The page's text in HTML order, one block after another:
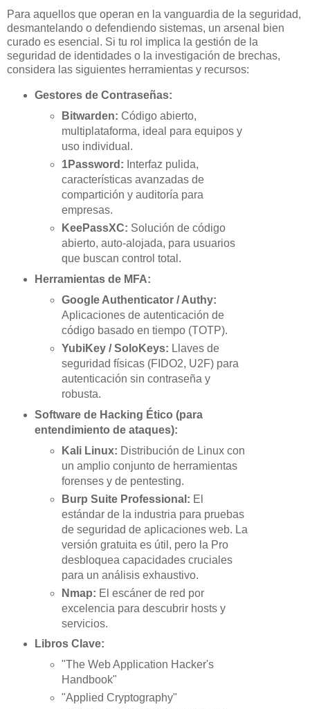
Para aquellos que operan en la vanguardia de la seguridad,
desmantelando o defendiendo sistemas, un arsenal bien
curado es esencial. Si tu rol implica la gestión de la
seguridad de identidades o la investigación de brechas,
considera las siguientes herramientas y recursos:
Gestores de Contraseñas:
Bitwarden: Código abierto,
multiplataforma, ideal para equipos y
uso individual.
1Password: Interfaz pulida,
características avanzadas de
compartición y auditoría para
empresas.
KeePassXC: Solución de código
abierto, auto-alojada, para usuarios
que buscan control total.
Herramientas de MFA:
Google Authenticator / Authy:
Aplicaciones de autenticación de
código basado en tiempo (TOTP).
YubiKey / SoloKeys: Llaves de
seguridad físicas (FIDO2, U2F) para
autenticación sin contraseña y
robusta.
Software de Hacking Ético (para
entendimiento de ataques):
Kali Linux: Distribución de Linux con
un amplio conjunto de herramientas
forenses y de pentesting.
Burp Suite Professional: El
estándar de la industria para pruebas
de seguridad de aplicaciones web. La
versión gratuita es útil, pero la Pro
desbloquea capacidades cruciales
para un análisis exhaustivo.
Nmap: El escáner de red por
excelencia para descubrir hosts y
servicios.
Libros Clave:
"The Web Application Hacker's
Handbook"
"Applied Cryptography"